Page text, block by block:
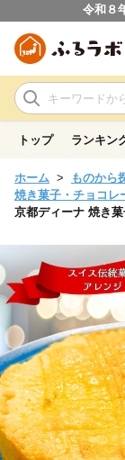
令和８
トップ ランキン
ホーム ものから
焼き菓子・チョコレ
京都ディーナ 焼き